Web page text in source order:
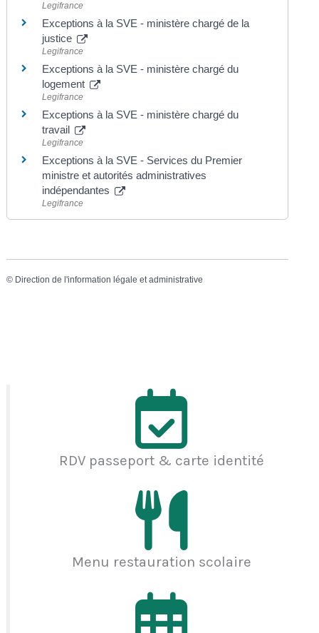
Legifrance
Exceptions à la SVE - ministère chargé de la
justice
Legifrance
Exceptions à la SVE - ministère chargé du
logement
Legifrance
Exceptions à la SVE - ministère chargé du
travail
Legifrance
Exceptions à la SVE - Services du Premier
ministre et autorités administratives
indépendantes
Legifrance
© Direction de l'information légale et administrative
RDV passeport & carte identité
Menu restauration scolaire